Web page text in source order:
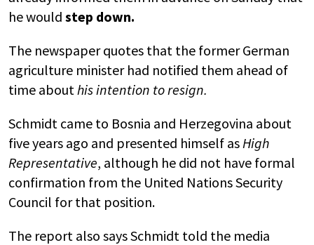
he would step down.
The newspaper quotes that the former German
agriculture minister had notified them ahead of
time about his intention to resign.
Schmidt came to Bosnia and Herzegovina about
five years ago and presented himself as High
Representative, although he did not have formal
confirmation from the United Nations Security
Council for that position.
The report also says Schmidt told the media